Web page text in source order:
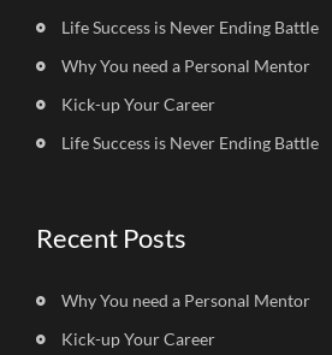
Life Success is Never Ending Battle
Why You need a Personal Mentor
Kick-up Your Career
Life Success is Never Ending Battle
Recent Posts
Why You need a Personal Mentor
Kick-up Your Career